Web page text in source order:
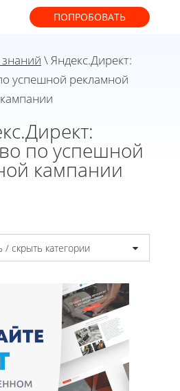
ПОПРОБОВАТЬ
знаний \ Яндекс.Директ:
успешной рекламной
кампании
по успешной
кампании
/ скрыть категории